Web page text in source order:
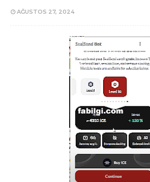
AĞUSTOS 27, 2024